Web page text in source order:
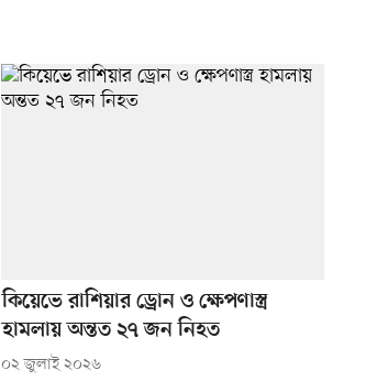
কিয়েভে রাশিয়ার ড্রোন ও ক্ষেপণাস্ত্র
হামলায় অন্তত ২৭ জন নিহত
০২ জুলাই ২০২৬